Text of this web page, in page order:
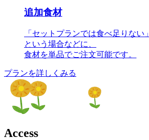
追加食材
「セットプランでは食べ足りない」
という場合などに、
食材を単品でご注文可能です。
プランを詳しくみる
Access